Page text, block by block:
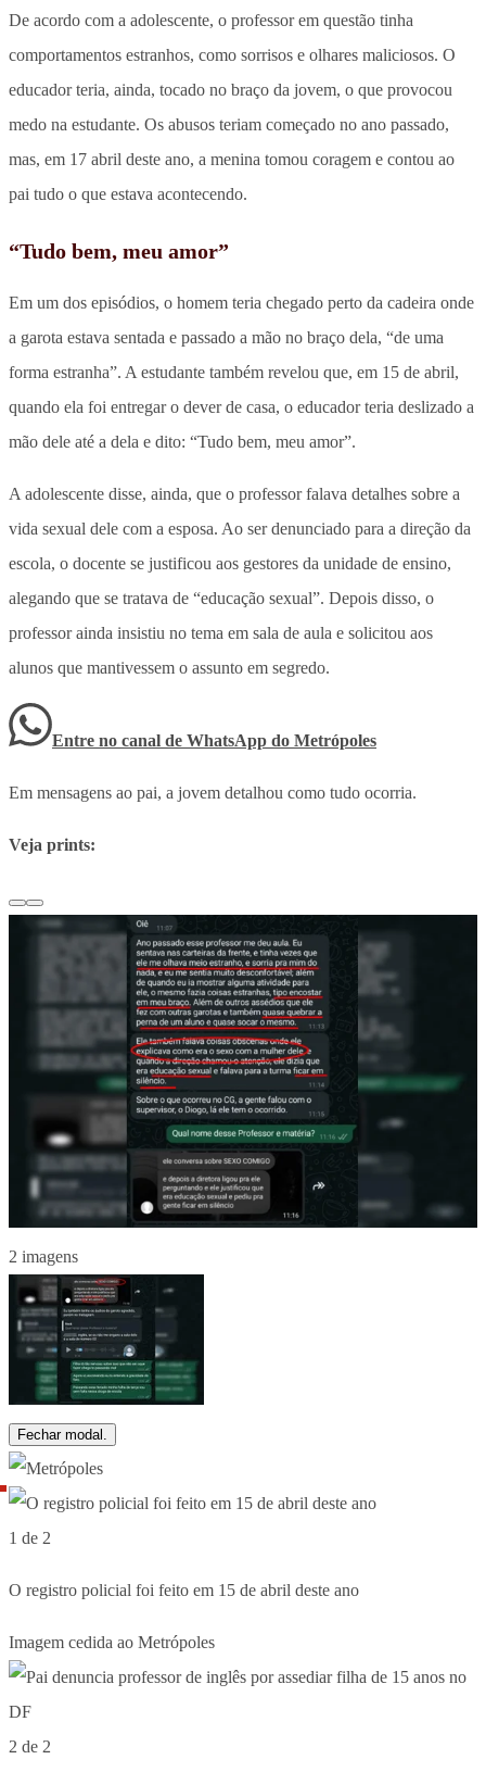
De acordo com a adolescente, o professor em questão tinha
comportamentos estranhos, como sorrisos e olhares maliciosos. O
educador teria, ainda, tocado no braço da jovem, o que provocou
medo na estudante. Os abusos teriam começado no ano passado,
mas, em 17 abril deste ano, a menina tomou coragem e contou ao
pai tudo o que estava acontecendo.
“Tudo bem, meu amor”
Em um dos episódios, o homem teria chegado perto da cadeira onde
a garota estava sentada e passado a mão no braço dela, “de uma
forma estranha”. A estudante também revelou que, em 15 de abril,
quando ela foi entregar o dever de casa, o educador teria deslizado a
mão dele até a dela e dito: “Tudo bem, meu amor”.
A adolescente disse, ainda, que o professor falava detalhes sobre a
vida sexual dele com a esposa. Ao ser denunciado para a direção da
escola, o docente se justificou aos gestores da unidade de ensino,
alegando que se tratava de “educação sexual”. Depois disso, o
professor ainda insistiu no tema em sala de aula e solicitou aos
alunos que mantivessem o assunto em segredo.
Entre no canal de WhatsApp do Metrópoles
Em mensagens ao pai, a jovem detalhou como tudo ocorria.
Veja prints:
2 imagens
Fechar modal.
1 de 2
O registro policial foi feito em 15 de abril deste ano
Imagem cedida ao Metrópoles
2 de 2